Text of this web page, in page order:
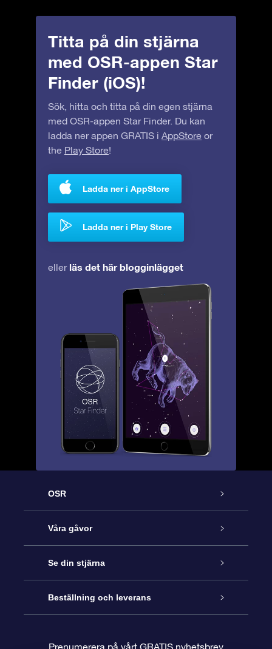
Titta på din stjärna
med OSR-appen Star
Finder (iOS)!
Sök, hitta och titta på din egen stjärna
med OSR-appen Star Finder. Du kan
ladda ner appen GRATIS i AppStore or
the Play Store!
Ladda ner i AppStore
Ladda ner i Play Store
eller läs det här blogginlägget
OSR
Kundtjänst
Kontakta oss
Blogg
Våra gåvor
Online-Stjärngåva
OSR Gåvopaket
Se din stjärna
Stjärnregiste
Beställning och leverans
Prenumerera på vårt GRATIS nyhetsbrev